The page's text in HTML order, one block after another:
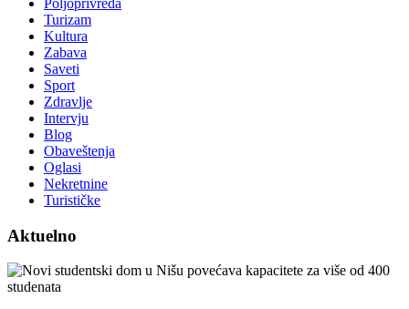
Turizam
Kultura
Zabava
Saveti
Sport
Zdravlje
Intervju
Blog
Obaveštenja
Oglasi
Nekretnine
Turističke
Aktuelno